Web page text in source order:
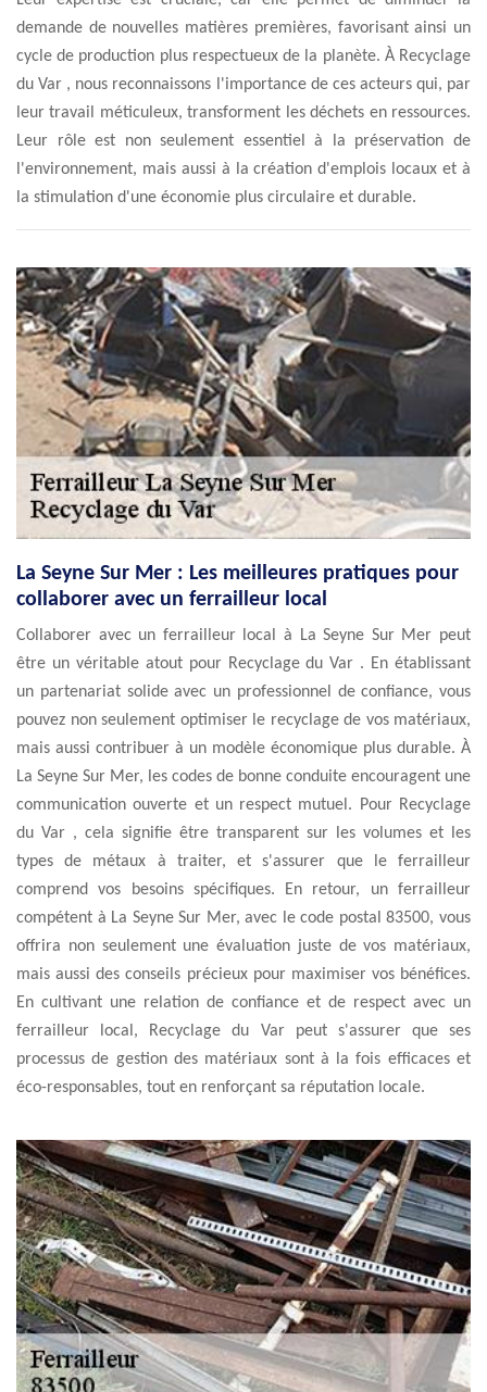
demande de nouvelles matières premières, favorisant ainsi un
cycle de production plus respectueux de la planète. À Recyclage
du Var , nous reconnaissons l'importance de ces acteurs qui, par
leur travail méticuleux, transforment les déchets en ressources.
Leur rôle est non seulement essentiel à la préservation de
l'environnement, mais aussi à la création d'emplois locaux et à
la stimulation d'une économie plus circulaire et durable.
La Seyne Sur Mer : Les meilleures pratiques pour
collaborer avec un ferrailleur local
Collaborer avec un ferrailleur local à La Seyne Sur Mer peut
être un véritable atout pour Recyclage du Var . En établissant
un partenariat solide avec un professionnel de confiance, vous
pouvez non seulement optimiser le recyclage de vos matériaux,
mais aussi contribuer à un modèle économique plus durable. À
La Seyne Sur Mer, les codes de bonne conduite encouragent une
communication ouverte et un respect mutuel. Pour Recyclage
du Var , cela signifie être transparent sur les volumes et les
types de métaux à traiter, et s'assurer que le ferrailleur
comprend vos besoins spécifiques. En retour, un ferrailleur
compétent à La Seyne Sur Mer, avec le code postal 83500, vous
offrira non seulement une évaluation juste de vos matériaux,
mais aussi des conseils précieux pour maximiser vos bénéfices.
En cultivant une relation de confiance et de respect avec un
ferrailleur local, Recyclage du Var peut s'assurer que ses
processus de gestion des matériaux sont à la fois efficaces et
éco-responsables, tout en renforçant sa réputation locale.